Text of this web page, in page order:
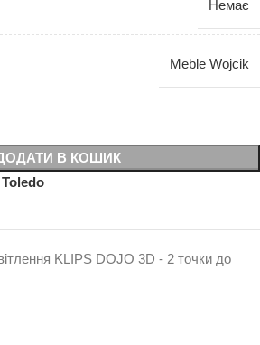
Немає
Meble Wojcik
В КОШИК
Toledo
KLIPS DOJO 3D - 2 точки до